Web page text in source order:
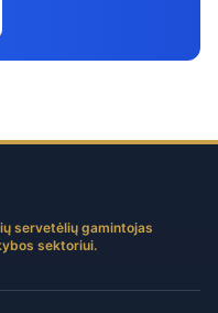
servetėlių gamintojas
sektoriui.